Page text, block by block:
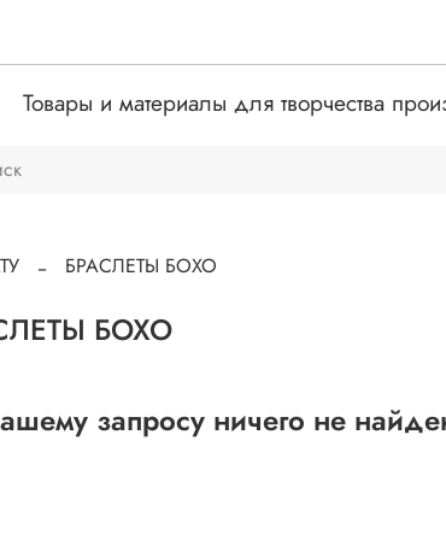
Товары и материалы для творчества
БРАСЛЕТЫ БОХО
БОХО
запросу ничего не